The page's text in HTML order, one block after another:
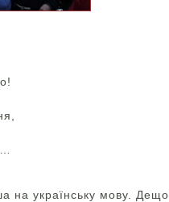
на українську мову. Дещо